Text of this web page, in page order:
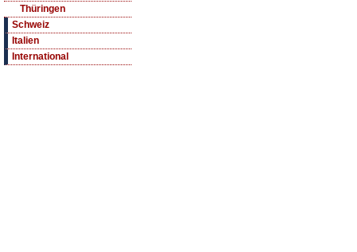
Thüringen
Schweiz
Italien
International